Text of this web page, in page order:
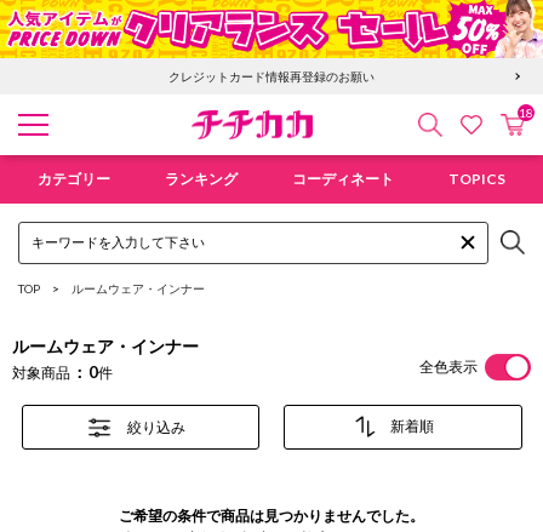
クレジットカード情報再登録のお願い
検索 お気にカ
18
カテゴリー ランキング コーディネート TOPICS
TOP ルームウェア・インナー
ルームウェア・インナー
対象商品 0件 全色表示
絞り込み
ご希望の条件で商品は見つかりませんでした。